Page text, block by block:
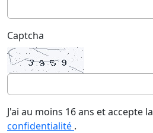
Captcha
J'ai au moins 16 ans et accepte la
confidentialité .